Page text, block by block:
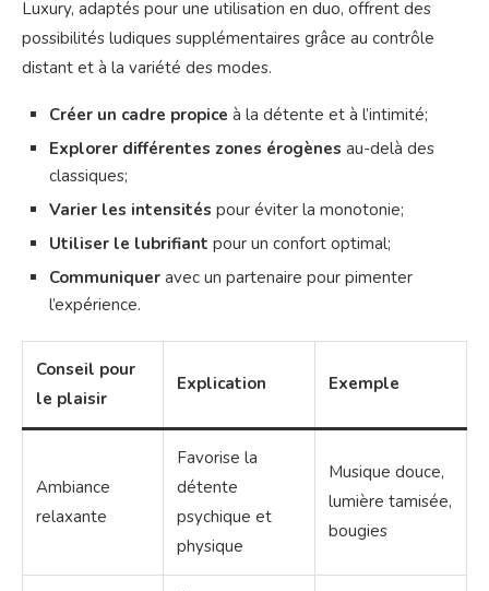
Luxury, adaptés pour une utilisation en duo, offrent des
possibilités ludiques supplémentaires grâce au contrôle
distant et à la variété des modes.
Créer un cadre propice à la détente et à l’intimité;
Explorer différentes zones érogènes au-delà des
classiques;
Varier les intensités pour éviter la monotonie;
Utiliser le lubrifiant pour un confort optimal;
Communiquer avec un partenaire pour pimenter
l’expérience.
Conseil pour
le plaisir
Explication Exemple
Ambiance
relaxante
Favorise la
détente
psychique et
physique
Musique douce,
lumière tamisée,
bougies